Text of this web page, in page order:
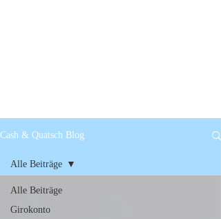
Cash & Quatsch Blog
Alle Beiträge
Girokonto
Alle Beiträge